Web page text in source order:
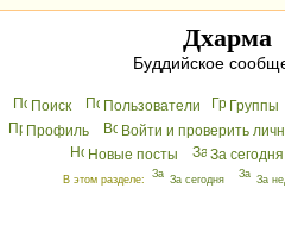
Дхарма
Буддийское
Поиск Пользователи Группы
Профиль
Войти и проверить
Новые посты
За сегодня
В этом разделе: За сегодня За